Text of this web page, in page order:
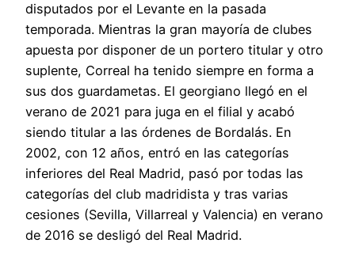
disputados por el Levante en la pasada
temporada. Mientras la gran mayoría de clubes
apuesta por disponer de un portero titular y otro
suplente, Correal ha tenido siempre en forma a
sus dos guardametas. El georgiano llegó en el
verano de 2021 para juga en el filial y acabó
siendo titular a las órdenes de Bordalás. En
2002, con 12 años, entró en las categorías
inferiores del Real Madrid, pasó por todas las
categorías del club madridista y tras varias
cesiones (Sevilla, Villarreal y Valencia) en verano
de 2016 se desligó del Real Madrid.